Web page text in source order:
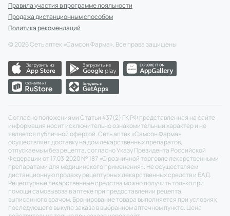
Правила участия в программе лояльности
Продажа дистанционным способом
Политика рекомендаций
© 2026Сеть аптек «Самсон Фарма». Все права защищены
Согласно положениями Статьи 437(2) ГК РФ представленная на сайте
информация носит исключительно ознакомительный характер и не
является публичной офертой. Сеть аптек «Самсон Фарма»
осуществляет доставку на дом лекарственных препаратов,
отпускаемым без рецепта, согласно Указу Президента Российской
Федерации от 17.03.2020 № 187 «О розничной торговле лекарственными
препаратами для медицинского применения». Не осуществляем
дистанционную продажу рецептурных лекарственных средств и БАД.
Рецептурные лекарственные средства можно получить только при
помощи самовывоза в аптеке при предоставлении рецепта,
выписанного врачом. Бронирование товара выполняется при условиях
последующего выкупа заказа в выбранном аптечном пункте. Цена